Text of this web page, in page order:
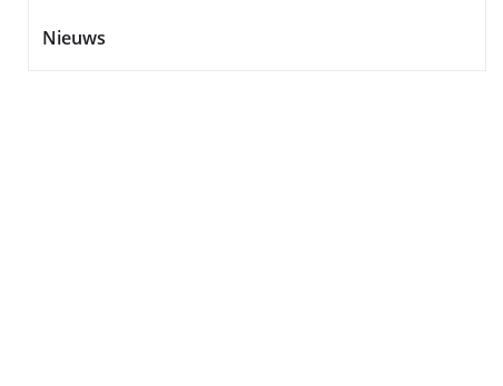
Nieuws